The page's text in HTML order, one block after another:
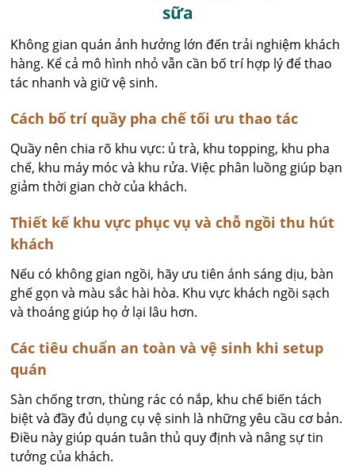
sữa
Không gian quán ảnh hưởng lớn đến trải nghiệm khách
hàng. Kể cả mô hình nhỏ vẫn cần bố trí hợp lý để thao
tác nhanh và giữ vệ sinh.
Cách bố trí quầy pha chế tối ưu thao tác
Quầy nên chia rõ khu vực: ủ trà, khu topping, khu pha
chế, khu máy móc và khu rửa. Việc phân luồng giúp bạn
giảm thời gian chờ của khách.
Thiết kế khu vực phục vụ và chỗ ngồi thu hút
khách
Nếu có không gian ngồi, hãy ưu tiên ánh sáng dịu, bàn
ghế gọn và màu sắc hài hòa. Khu vực khách ngồi sạch
và thoáng giúp họ ở lại lâu hơn.
Các tiêu chuẩn an toàn và vệ sinh khi setup
quán
Sàn chống trơn, thùng rác có nắp, khu chế biến tách
biệt và đầy đủ dụng cụ vệ sinh là những yêu cầu cơ bản.
Điều này giúp quán tuân thủ quy định và nâng sự tin
tưởng của khách.